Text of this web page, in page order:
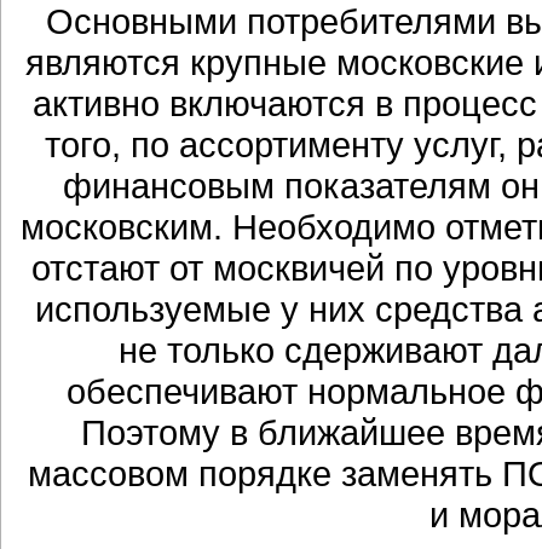
Основными потребителями
являются крупные московские
активно включаются в
того, по ассортименту
финансовым показателям
московским. Необходимо
отстают от москвичей по
используемые у них средства
не только сдерживают
обеспечивают нормальное
Поэтому в ближайшее
массовом порядке заменять
и